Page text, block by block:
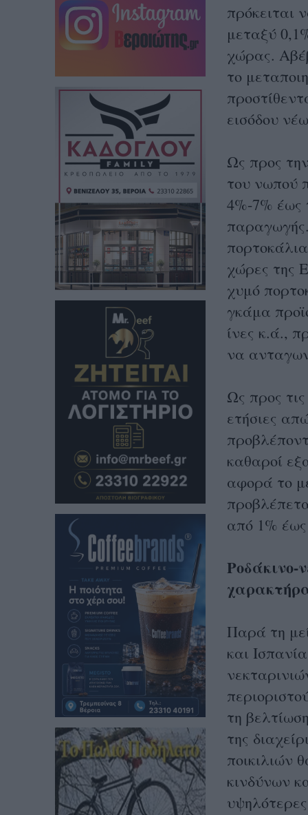
πρόκειται
μεταξύ
χώρας.
το
εισόδου
Ως προς
του νωπού
4%-7% έως
χώρες της
χυμό
γκάμα
ίνες κ.ά.,
να
Ως προς
ετήσιες
καθαροί
αφορά το
από 1%
Ροδάκινο-
Παρά τη
και
τη
της
ποικιλιών
κινδύνων